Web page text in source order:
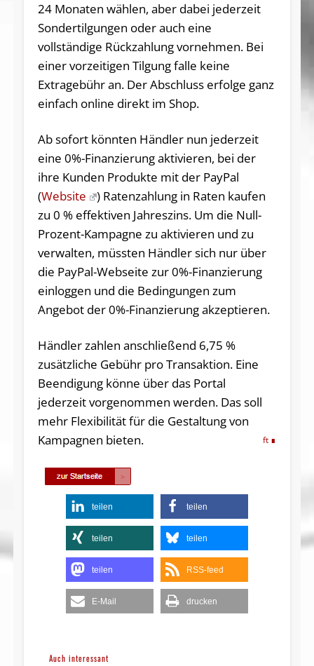
24 Monaten wählen, aber dabei jederzeit
Sondertilgungen oder auch eine
vollständige Rückzahlung vornehmen. Bei
einer vorzeitigen Tilgung falle keine
Extragebühr an. Der Abschluss erfolge ganz
einfach online direkt im Shop.
Ab sofort könnten Händler nun jederzeit
eine 0%-Finanzierung aktivieren, bei der
ihre Kunden Produkte mit der PayPal
(Website
) Ratenzahlung in Raten kaufen
zu 0 % effektiven Jahreszins. Um die Null-
Prozent-Kampagne zu aktivieren und zu
verwalten, müssten Händler sich nur über
die PayPal-Webseite zur 0%-Finanzierung
einloggen und die Bedingungen zum
Angebot der 0%-Finanzierung akzeptieren.
Händler zahlen anschließend 6,75 %
zusätzliche Gebühr pro Transaktion. Eine
Beendigung könne über das Portal
jederzeit vorgenommen werden. Das soll
mehr Flexibilität für die Gestaltung von
Kampagnen bieten.
ft
teilen teilen
teilen teilen
teilen RSS-feed
E-Mail drucken
Auch interessant